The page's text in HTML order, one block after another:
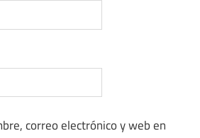
correo electrónico y web en